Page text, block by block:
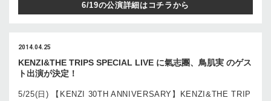
6/19の公演詳細はコチラから
2014.04.25
KENZI&THE TRIPS SPECIAL LIVE に氣志團、鳥肌実 のゲス
ト出演が決定！
5/25(日) 【KENZI 30TH ANNIVERSARY】KENZI&THE TRIP